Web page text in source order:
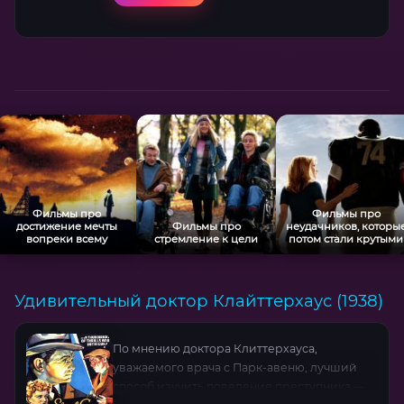
Фильмы про
достижение мечты
вопреки всему
Фильмы про
стремление к цели
Фильмы про
неудачников,
потом стали крутыми
Удивительный доктор Клайттерхаус (1938)
По мнению доктора Клиттерхауса,
уважаемого врача с Парк-авеню, лучший